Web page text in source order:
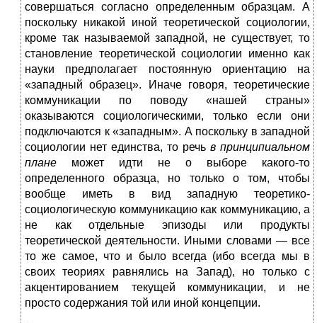
совершаться согласно определенным образцам. А
поскольку никакой иной теоретической социологии,
кроме так называемой западной, не существует, то
становление теоретической социологии именно как
науки предполагает постоянную ориентацию на
«западный образец». Иначе говоря, теоретические
коммуникации по поводу «нашей страны»
оказываются социологическими, только если они
подключаются к «западным». А поскольку в западной
социологии нет единства, то речь в принципиальном
плане может идти не о выборе какого-то
определенного образца, но только о том, чтобы
вообще иметь в вид западную теоретико-
социологическую коммуникацию как коммуникацию, а
не как отдельные эпизоды или продукты
теоретической деятельности. Иными словами — все
то же самое, что и было всегда (ибо всегда мы в
своих теориях равнялись на Запад), но только с
акцентированием текущей коммуникации, и
не
просто содержания той или иной концепции.